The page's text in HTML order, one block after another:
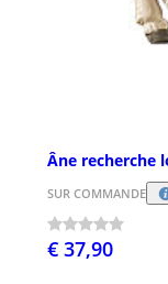
Âne recherche
SUR COMMANDE
€ 37,90